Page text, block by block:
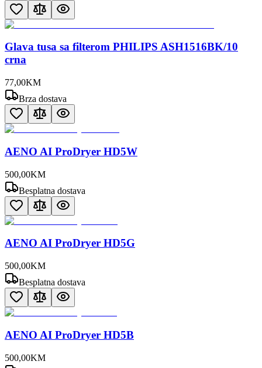
Glava tusa sa filterom PHILIPS ASH1516BK/10
crna
77,00KM
Brza dostava
AENO AI ProDryer HD5W
500,00KM
Besplatna dostava
AENO AI ProDryer HD5G
500,00KM
Besplatna dostava
AENO AI ProDryer HD5B
500,00KM